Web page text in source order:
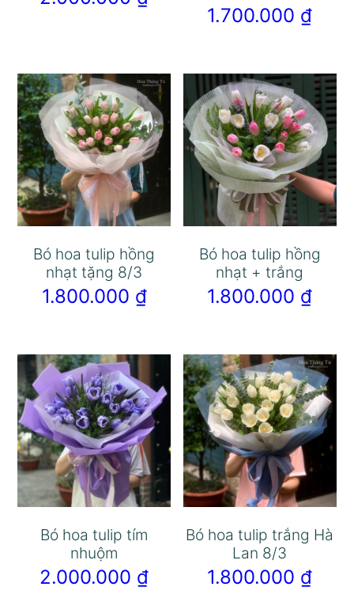
1.700.000 ₫
Bó hoa tulip hồng
nhạt tặng 8/3
1.800.000 ₫
Bó hoa tulip hồng
nhạt + trắng
1.800.000 ₫
Bó hoa tulip tím
nhuộm
2.000.000 ₫
Bó hoa tulip trắng Hà
Lan 8/3
1.800.000 ₫